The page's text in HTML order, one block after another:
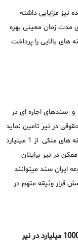
نیز مزایایی داشته
مدت زمان معینی بهره
های بالایی را پرداخت
سندهای اجاره ای در
در نیر تامین نماید
، این مجموعه همچنین توانایی آنرا داشته که وثیقه های ملکی از 1 میلیارد
زمان ممکن در نیر برایتان
ایران سند میتوانند
قرار وثیقه متهم در